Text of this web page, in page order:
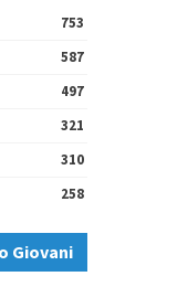
753
587
497
321
310
258
Giovani